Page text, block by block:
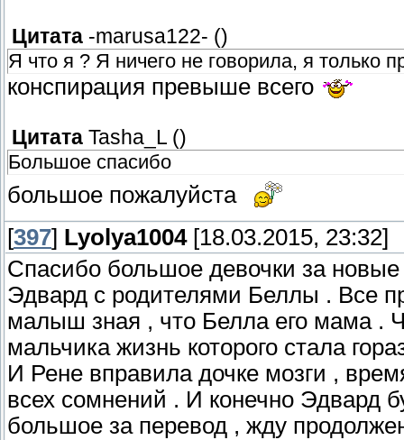
Цитата -marusa122- ()
Я что я ? Я ничего не говорила, я только
конспирация превыше всего
Цитата Tasha_L ()
Большое спасибо
большое пожалуйста
[397] Lyolya1004[18.03.2015, 23:32]
Спасибо большое девочки за
Эдвард с родителями Беллы . Все
малыш зная , что Белла его мама .
мальчика жизнь которого стала
И Рене вправила дочке мозги ,
всех сомнений . И конечно Эдвард
большое за перевод , жду